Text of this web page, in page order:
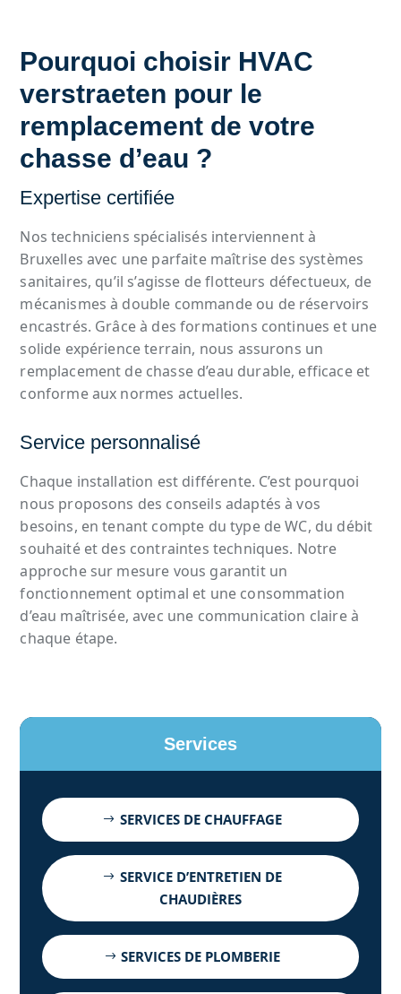
Pourquoi choisir HVAC
verstraeten pour le
remplacement de votre
chasse d’eau ?
Expertise certifiée
Nos techniciens spécialisés interviennent à
Bruxelles avec une parfaite maîtrise des systèmes
sanitaires, qu’il s’agisse de flotteurs défectueux, de
mécanismes à double commande ou de réservoirs
encastrés. Grâce à des formations continues et une
solide expérience terrain, nous assurons un
remplacement de chasse d’eau durable, efficace et
conforme aux normes actuelles.
Service personnalisé
Chaque installation est différente. C’est pourquoi
nous proposons des conseils adaptés à vos
besoins, en tenant compte du type de WC, du débit
souhaité et des contraintes techniques. Notre
approche sur mesure vous garantit un
fonctionnement optimal et une consommation
d’eau maîtrisée, avec une communication claire à
chaque étape.
Services
SERVICES DE CHAUFFAGE
SERVICE D’ENTRETIEN DE
CHAUDIÈRES
SERVICES DE PLOMBERIE